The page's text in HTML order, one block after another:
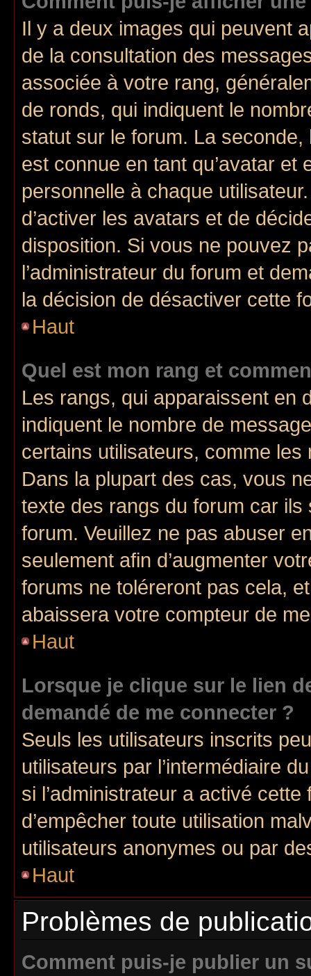
Il y a deux images qui peuvent
de la consultation des
associée à votre rang,
de ronds, qui indiquent le
statut sur le forum. La
est connue en tant qu’avatar et
personnelle à chaque
d’activer les avatars et de
disposition. Si vous ne pouvez
l’administrateur du forum et
la décision de désactiver cette
Haut
Quel est mon rang et
Les rangs, qui apparaissent en
indiquent le nombre de
certains utilisateurs, comme
Dans la plupart des cas, vous
texte des rangs du forum car ils
forum. Veuillez ne pas abuser
seulement afin d’augmenter
forums ne toléreront pas cela,
abaissera votre compteur de
Haut
Lorsque je clique sur le lien
demandé de me connecter ?
Seuls les utilisateurs inscrits
utilisateurs par l’intermédiaire
si l’administrateur a activé
d’empêcher toute utilisation
utilisateurs anonymes ou par
Haut
Problèmes de
Comment puis-je publier un